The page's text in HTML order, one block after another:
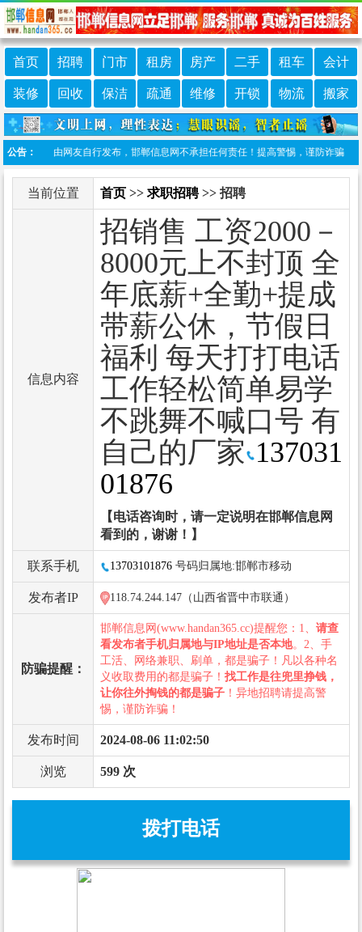
首页 招聘 门市 租房 房产 二手 租车 会计
装修 回收 保洁 疏通 维修 开锁 物流 搬家
公告：
栏目信息由网友自行发布，邯郸信息网不承担任何责任！提高警惕，谨防诈骗！做
当前位置 首页 >> 求职招聘>> 招聘
信息内容
招销售 工资2000－
8000元上不封顶 全
年底薪+全勤+提成
带薪公休，节假日
福利 每天打打电话
工作轻松简单易学
不跳舞不喊口号 有
自己的厂家 137031
01876
【电话咨询时，请一定说明在邯郸信息网
看到的，谢谢！】
联系手机 13703101876 号码归属地:邯郸市移动
发布者IP 118.74.244.147（山西省晋中市联通）
防骗提醒：
邯郸信息网(www.handan365.cc)提醒您：1、 请查
看发布者手机归属地与IP地址是否本地。2、手
工活、网络兼职、刷单，都是骗子！凡以各种名
义收取费用的都是骗子！ 找工作是往兜里挣钱，
让你往外掏钱的都是骗子 ！异地招聘请提高警
惕，谨防诈骗！
发布时间 2024-08-06 11:02:50
浏览 599 次
拨打电话